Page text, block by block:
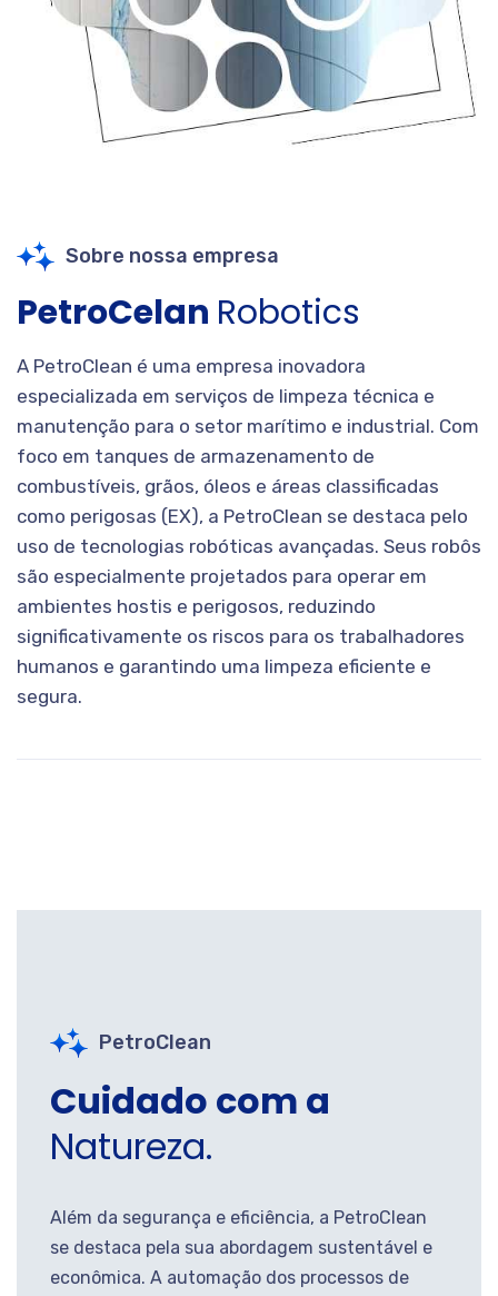
Sobre nossa empresa
PetroCelan Robotics
A PetroClean é uma empresa inovadora
especializada em serviços de limpeza técnica e
manutenção para o setor marítimo e industrial. Com
foco em tanques de armazenamento de
combustíveis, grãos, óleos e áreas classificadas
como perigosas (EX), a PetroClean se destaca pelo
uso de tecnologias robóticas avançadas. Seus robôs
são especialmente projetados para operar em
ambientes hostis e perigosos, reduzindo
significativamente os riscos para os trabalhadores
humanos e garantindo uma limpeza eficiente e
segura.
PetroClean
Cuidado com a
Natureza.
Além da segurança e eficiência, a PetroClean
se destaca pela sua abordagem sustentável e
econômica. A automação dos processos de